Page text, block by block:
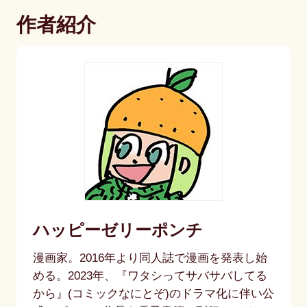
作者紹介
ハッピーゼリーポンチ
漫画家。2016年より同人誌で漫画を発表し始
める。2023年、『ワタシってサバサバしてる
から』(コミックなにとぞ)のドラマ化に伴い公